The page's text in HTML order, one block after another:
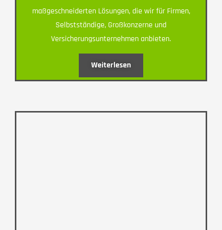
maßgeschneiderten Lösungen, die wir für Firmen,
Selbstständige, Großkonzerne und
Versicherungsunternehmen anbieten.
Weiterlesen